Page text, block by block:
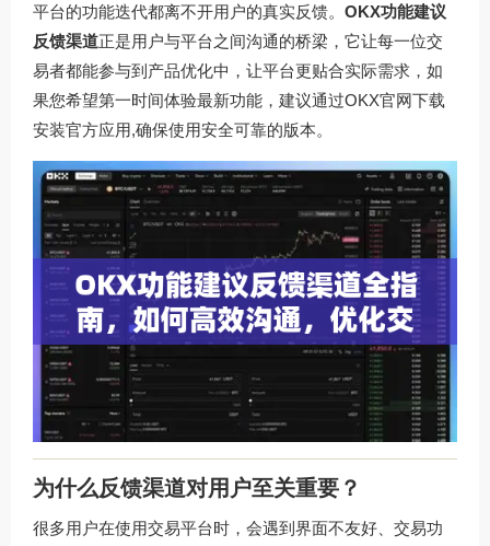
平台的功能迭代都离不开用户的真实反馈。 OKX功能建议
反馈渠道正是用户与平台之间沟通的桥梁，它让每一位交
易者都能参与到产品优化中，让平台更贴合实际需求，如
果您希望第一时间体验最新功能，建议通过OKX官网下载
安装官方应用,确保使用安全可靠的版本。
为什么反馈渠道对用户至关重要？
很多用户在使用交易平台时，会遇到界面不友好、交易功